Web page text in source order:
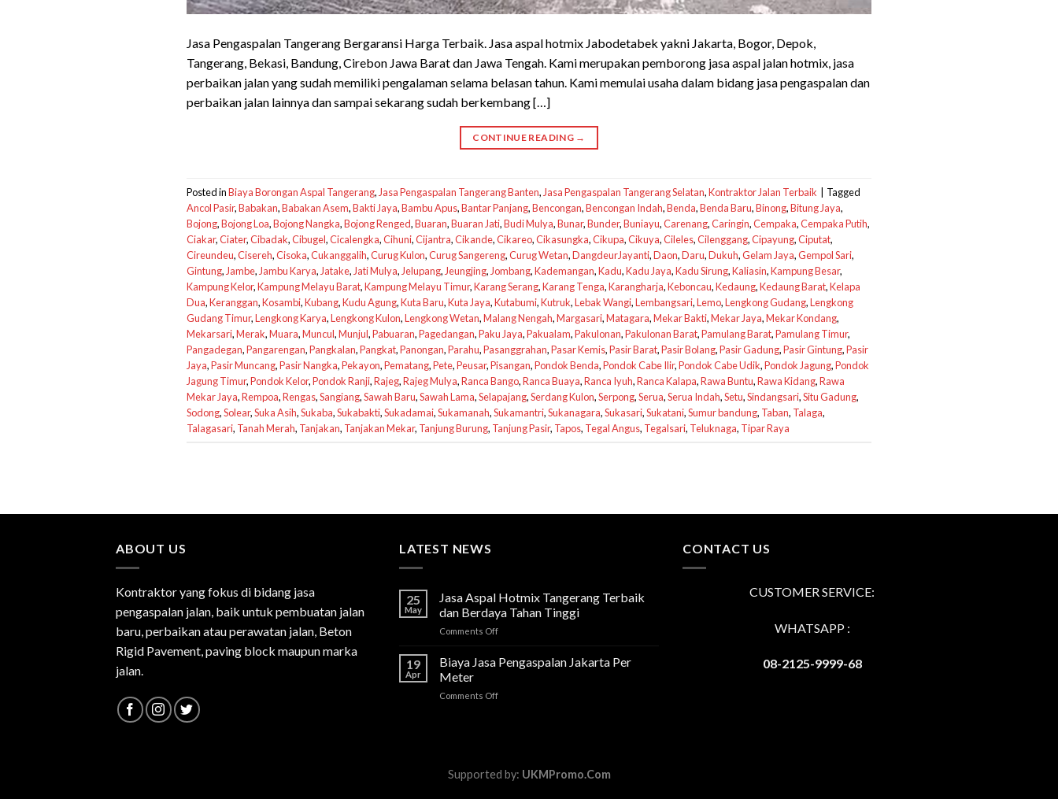
Jasa Pengaspalan Tangerang Bergaransi Harga Terbaik. Jasa aspal hotmix Jabodetabek yakni Jakarta, Bogor, Depok,
Tangerang, Bekasi, Bandung, Cirebon Jawa Barat dan Jawa Tengah. Kami merupakan pemborong jasa aspal jalan hotmix, jasa
perbaikan jalan yang sudah memiliki pengalaman selama belasan tahun. Kami memulai usaha dalam bidang jasa pengaspalan dan
perbaikan jalan lainnya dan sampai sekarang sudah berkembang […]
CONTINUE READING →
Posted inBiaya Borongan Aspal Tangerang, Jasa Pengaspalan Tangerang Banten, Jasa Pengaspalan Tangerang Selatan,Kontraktor Jalan Terbaik
Tagged
Ancol Pasir,Babakan,Babakan Asem,Bakti Jaya,Bambu Apus,Bantar Panjang,Bencongan,Bencongan Indah,Benda,Benda Baru,Binong,Bitung Jaya,
Bojong,Bojong Loa,Bojong Nangka,Bojong Renged,Buaran,Buaran Jati,Budi Mulya,Bunar,Bunder,Buniayu,Carenang,Caringin,Cempaka,Cempaka Putih,
Ciakar,Ciater,Cibadak,Cibugel,Cicalengka,Cihuni,Cijantra,Cikande,Cikareo,Cikasungka,Cikupa,Cikuya,Cileles,Cilenggang,Cipayung,Ciputat,
Cireundeu,Cisereh,Cisoka,Cukanggalih,Curug Kulon,Curug Sangereng,Curug Wetan,DangdeurJayanti,Daon,Daru,Dukuh,Gelam Jaya,Gempol Sari,
Gintung, Jambe, Jambu Karya, Jatake, Jati Mulya, Jelupang, Jeungjing, Jombang,Kademangan,Kadu,Kadu Jaya,Kadu Sirung,Kaliasin,Kampung Besar,
Kampung Kelor,Kampung Melayu Barat,Kampung Melayu Timur,Karang Serang,Karang Tenga,Karangharja,Keboncau,Kedaung,Kedaung Barat,Kelapa
Dua,Keranggan,Kosambi,Kubang,Kudu Agung,Kuta Baru,Kuta Jaya,Kutabumi,Kutruk,Lebak Wangi,Lembangsari,Lemo,Lengkong Gudang,Lengkong
Gudang Timur,Lengkong Karya,Lengkong Kulon,Lengkong Wetan,Malang Nengah,Margasari,Matagara,Mekar Bakti,Mekar Jaya,Mekar Kondang,
Mekarsari,Merak,Muara,Muncul,Munjul,Pabuaran,Pagedangan,Paku Jaya,Pakualam,Pakulonan,Pakulonan Barat,Pamulang Barat,Pamulang Timur,
Pangadegan,Pangarengan,Pangkalan,Pangkat,Panongan,Parahu,Pasanggrahan,Pasar Kemis,Pasir Barat,Pasir Bolang,Pasir Gadung,Pasir Gintung,Pasir
Jaya,Pasir Muncang,Pasir Nangka,Pekayon,Pematang,Pete,Peusar,Pisangan,Pondok Benda,Pondok Cabe Ilir,Pondok Cabe Udik,Pondok Jagung,Pondok
Jagung Timur,Pondok Kelor,Pondok Ranji,Rajeg,Rajeg Mulya,Ranca Bango,Ranca Buaya,Ranca Iyuh,Ranca Kalapa,Rawa Buntu,Rawa Kidang,Rawa
Mekar Jaya,Rempoa,Rengas,Sangiang,Sawah Baru,Sawah Lama,Selapajang,Serdang Kulon,Serpong,Serua,Serua Indah,Setu,Sindangsari,Situ Gadung,
Sodong,Solear,Suka Asih,Sukaba,Sukabakti,Sukadamai,Sukamanah,Sukamantri,Sukanagara,Sukasari,Sukatani,Sumur bandung, Taban, Talaga,
Talagasari, Tanah Merah, Tanjakan, Tanjakan Mekar, Tanjung Burung, Tanjung Pasir, Tapos, Tegal Angus, Tegalsari, Teluknaga, Tipar Raya
ABOUT US
Kontraktor yang fokus di bidang jasa
pengaspalan jalan, baik untuk pembuatan jalan
baru, perbaikan atau perawatan jalan, Beton
Rigid Pavement, paving block maupun marka
jalan.
LATEST NEWS
25
May
Jasa Aspal Hotmix Tangerang Terbaik
dan Berdaya Tahan Tinggi
Comments Offon
Aspal
Hotmix
Terbaik
19
Apr
Biaya Jasa Pengaspalan Jakarta Per
Meter
Comments Offon
Meter
CONTACT US
CUSTOMER SERVICE:
WHATSAPP :
08-2125-9999-68
Supported by: UKMPromo.Com